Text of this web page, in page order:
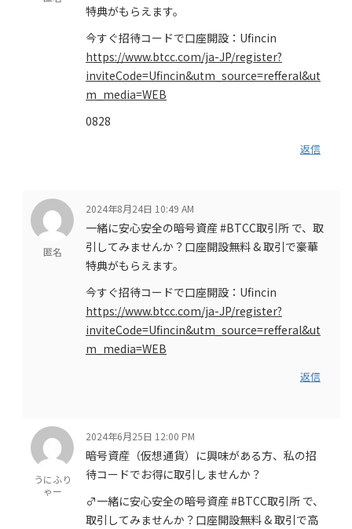
特典がもらえます。
今すぐ招待コードで口座開設：Ufincin
https://www.btcc.com/ja-JP/register?
inviteCode=Ufincin&utm_source=refferal&ut
m_media=WEB
0828
返信
匿名
2024年8月24日 10:49 AM
一緒に安心安全の暗号資産 #BTCC取引所 で、取
引してみませんか？口座開設無料 & 取引で豪華
特典がもらえます。
今すぐ招待コードで口座開設：Ufincin
https://www.btcc.com/ja-JP/register?
inviteCode=Ufincin&utm_source=refferal&ut
m_media=WEB
返信
うにふり
ゃー
2024年6月25日 12:00 PM
暗号資産（仮想通貨）に興味がある方、私の招
待コードでお得に取引しませんか？
‍♂️一緒に安心安全の暗号資産 #BTCC取引所 で、
取引してみませんか？口座開設無料 & 取引で高